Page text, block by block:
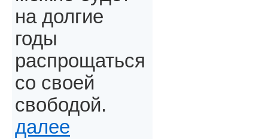
на долгие
годы
распрощаться
со своей
свободой.
далее